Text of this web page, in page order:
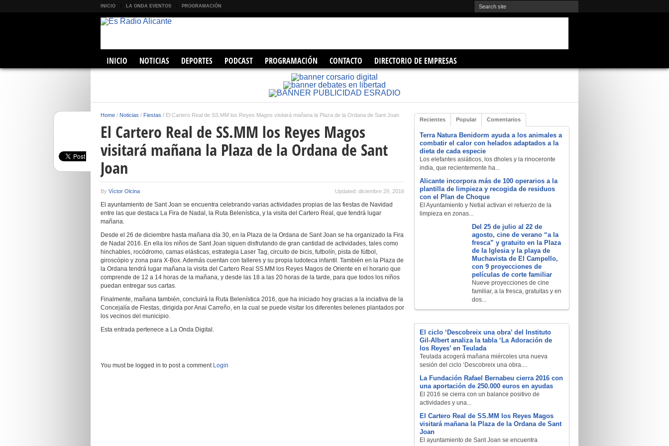
INICIO LA ONDA EVENTOS PROGRAMACIÓN
INICIO NOTICIAS DEPORTES PODCAST PROGRAMACIÓN CONTACTO DIRECTORIO DE EMPRESAS
Home / Noticias / Fiestas / El Cartero Real de SS.MM los Reyes Magos visitará mañana la Plaza de la Ordana de Sant Joan
El Cartero Real de SS.MM los Reyes Magos
visitará mañana la Plaza de la Ordana de Sant
Joan
By Víctor Olcina Updated: diciembre 29, 2016
El ayuntamiento de Sant Joan se encuentra celebrando varias actividades propias de las fiestas de Navidad
entre las que destaca La Fira de Nadal, la Ruta Belenística, y la visita del Cartero Real, que tendrá lugar
mañana.
Desde el 26 de diciembre hasta mañana día 30, en la Plaza de la Ordana de Sant Joan se ha organizado la Fira
de Nadal 2016. En ella los niños de Sant Joan siguen disfrutando de gran cantidad de actividades, tales como
hinchables, rocódromo, camas elásticas, estrategia Laser Tag, circuito de bicis, futbolín, pista de fútbol,
giroscópio y zona para X-Box. Además cuentan con talleres y su propia ludoteca infantil. También en la Plaza de
la Ordana tendrá lugar mañana la visita del Cartero Real SS.MM los Reyes Magos de Oriente en el horario que
comprende de 12 a 14 horas de la mañana, y desde las 18 a las 20 horas de la tarde, para que todos los niños
puedan entregar sus cartas.
Finalmente, mañana también, concluirá la Ruta Belenística 2016, que ha iniciado hoy gracias a la inciativa de la
Concejalía de Fiestas, dirigida por Anai Carreño, en la cual se puede visitar los diferentes belenes plantados por
los vecinos del municipio.
Esta entrada pertenece a La Onda Digital.
You must be logged in to post a comment Login
Recientes Popular Comentarios
Terra Natura Benidorm ayuda a los animales a
combatir el calor con helados adaptados a la
dieta de cada especie
Los elefantes asiáticos, los dholes y la rinoceronte
india, que recientemente ha...
Alicante incorpora más de 100 operarios a la
plantilla de limpieza y recogida de residuos
con el Plan de Choque
El Ayuntamiento y Netial activan el refuerzo de la
limpieza en zonas...
Del 25 de julio al 22 de
agosto, cine de verano “a la
fresca” y gratuito en la Plaza
de la Iglesia y la playa de
Muchavista de El Campello,
con 9 proyecciones de
películas de corte familiar
Nueve proyecciones de cine
familiar, a la fresca, gratuitas y en
dos...
El ciclo ‘Descobreix una obra’ del Instituto
Gil-Albert analiza la tabla ‘La Adoración de
los Reyes’ en Teulada
Teulada acogerá mañana miércoles una nueva
sesión del ciclo ‘Descobreix una obra....
La Fundación Rafael Bernabeu cierra 2016 con
una aportación de 250.000 euros en ayudas
El 2016 se cierra con un balance positivo de
actividades y una...
El Cartero Real de SS.MM los Reyes Magos
visitará mañana la Plaza de la Ordana de Sant
Joan
El ayuntamiento de Sant Joan se encuentra